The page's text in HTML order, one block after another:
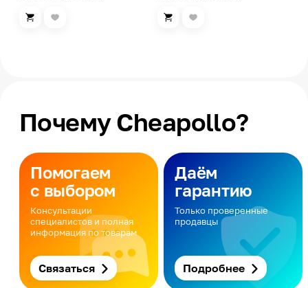
Почему Cheapollo?
Помогаем
с выбором
Консультации
специалистов и полная
информация по товарам
Связаться
Даём
гарантию
Только проверенные
продавцы
Подробнее